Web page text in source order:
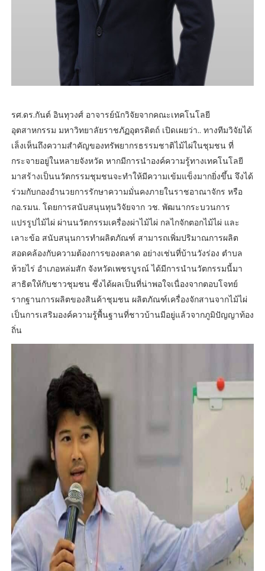
รศ.ดร.กันต์ อินทุวงศ์ อาจารย์นักวิจัยจากคณะเทคโนโลยี
อุตสาหกรรม มหาวิทยาลัยราชภัฏอุตรดิตถ์ เปิดเผยว่า.. ทางทีมวิจัยได้
เล็งเห็นถึงความสำคัญของทรัพยากรธรรมชาติไม้ไผ่ในชุมชน ที่
กระจายอยู่ในหลายจังหวัด หากมีการนำองค์ความรู้ทางเทคโนโลยี
มาสร้างเป็นนวัตกรรมชุมชนจะทำให้มีความเข้มแข็งมากยิ่งขึ้น จึงได้
ร่วมกับกองอำนวยการรักษาความมั่นคงภายในราชอาณาจักร หรือ
กอ.รมน. โดยการสนับสนุนทุนวิจัยจาก วช. พัฒนากระบวนการ
แปรรูปไม้ไผ่ ผ่านนวัตกรรมเครื่องผ่าไม้ไผ่ กลไกจักตอกไม้ไผ่ และ
เลาะข้อ สนับสนุนการทำผลิตภัณฑ์ สามารถเพิ่มปริมาณการผลิต
สอดคล้องกับความต้องการของตลาด อย่างเช่นที่บ้านวังร่อง ตำบล
ห้วยไร่ อำเภอหล่มสัก จังหวัดเพชรบูรณ์ ได้มีการนำนวัตกรรมนี้มา
สาธิตให้กับชาวชุมชน ซึ่งได้ผลเป็นที่น่าพอใจเนื่องจากตอบโจทย์
รากฐานการผลิตของสินค้าชุมชน ผลิตภัณฑ์เครื่องจักสานจากไม้ไผ่
เป็นการเสริมองค์ความรู้พื้นฐานที่ชาวบ้านมีอยู่แล้วจากภูมิปัญญาท้อง
ถิ่น